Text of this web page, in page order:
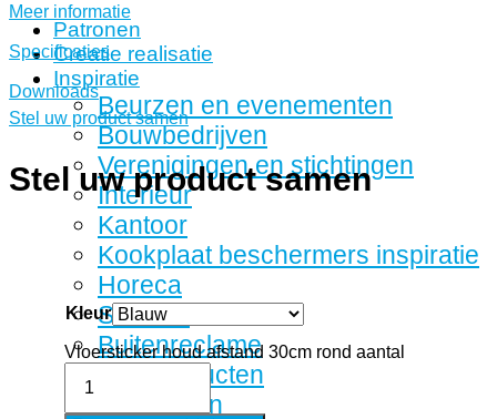
Patronen
Creatie realisatie
Inspiratie
Beurzen en evenementen
Bouwbedrijven
Verenigingen en stichtingen
Interieur
Kantoor
Kookplaat beschermers inspiratie
Horeca
Stickers
Buitenreclame
Fotoproducten
Tape rollen
Meer informatie
Specificaties
Downloads
Stel uw product samen
Stel uw product samen
Kleur
Vloersticker houd afstand 30cm rond aantal